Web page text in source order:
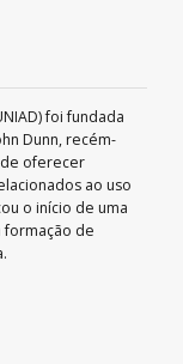
foi fundada
Dunn, recém-
de oferecer
ao uso
o início de uma
formação de